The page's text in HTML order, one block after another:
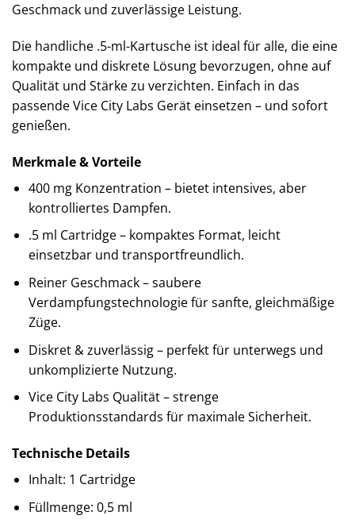
Geschmack und zuverlässige Leistung.
Die handliche .5-ml-Kartusche ist ideal für alle, die eine
kompakte und diskrete Lösung bevorzugen, ohne auf
Qualität und Stärke zu verzichten. Einfach in das
passende Vice City Labs Gerät einsetzen – und sofort
genießen.
Merkmale & Vorteile
400 mg Konzentration – bietet intensives, aber
kontrolliertes Dampfen.
.5 ml Cartridge – kompaktes Format, leicht
einsetzbar und transportfreundlich.
Reiner Geschmack – saubere
Verdampfungstechnologie für sanfte, gleichmäßige
Züge.
Diskret & zuverlässig – perfekt für unterwegs und
unkomplizierte Nutzung.
Vice City Labs Qualität – strenge
Produktionsstandards für maximale Sicherheit.
Technische Details
Inhalt: 1 Cartridge
Füllmenge: 0,5 ml